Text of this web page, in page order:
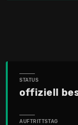
STATUS
offiziell
AUFTRITTSTAG